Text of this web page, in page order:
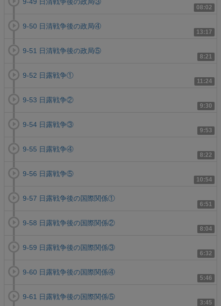
08:02
13:17
9-50 日清戦争後の政局④
8:21
9-51 日清戦争後の政局⑤
11:24
9-52 日露戦争①
9:30
9-53 日露戦争②
9:53
9-54 日露戦争③
8:22
9-55 日露戦争④
10:54
9-56 日露戦争⑤
6:51
9-57 日露戦争後の国際関係①
8:04
9-58 日露戦争後の国際関係②
6:32
9-59 日露戦争後の国際関係③
5:46
9-60 日露戦争後の国際関係④
3:45
9-61 日露戦争後の国際関係⑤